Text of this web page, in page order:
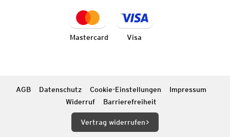
Mastercard Visa
AGB Datenschutz Cookie-Einstellungen
Impressum
Widerruf
Barrierefreiheit
Vertrag widerrufen